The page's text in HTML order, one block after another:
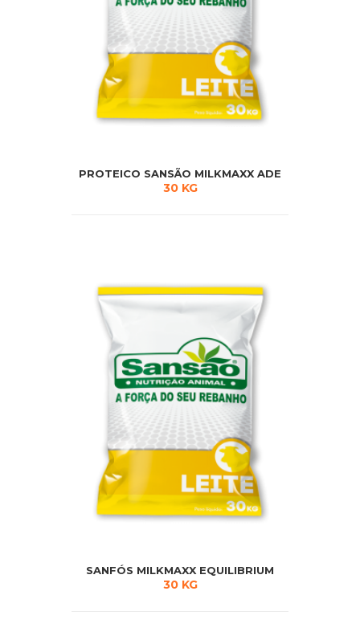
PROTEICO SANSÃO MILKMAXX ADE
30 KG
SANFÓS MILKMAXX EQUILIBRIUM
30 KG